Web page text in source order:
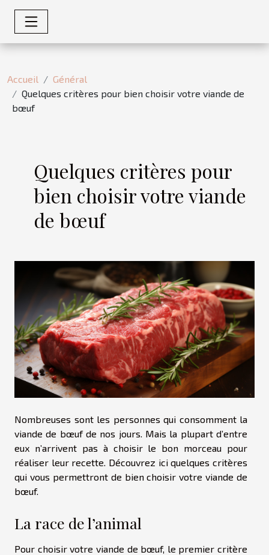
Accueil
Général
Quelques critères pour bien choisir votre viande de
bœuf
Quelques critères pour
bien choisir votre viande
de bœuf
Nombreuses sont les personnes qui consomment la
viande de bœuf de nos jours. Mais la plupart d’entre
eux n’arrivent pas à choisir le bon morceau pour
réaliser leur recette. Découvrez ici quelques critères
qui vous permettront de bien choisir votre viande de
bœuf.
La race de l’animal
Pour choisir votre viande de bœuf, le premier critère